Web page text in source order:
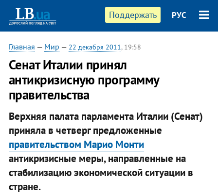
Поддержать РУС
Главная — Мир — 22 декабря 2011, 19:58
​Сенат Италии принял
антикризисную программу
правительства
Верхняя палата парламента Италии (Сенат)
приняла в четверг предложенные
правительством Марио Монти
антикризисные меры, направленные на
стабилизацию экономической ситуации в
стране.